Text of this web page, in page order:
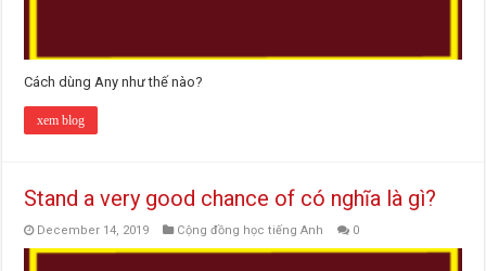
Cách dùng Any như thế nào?
xem blog
Stand a very good chance of có nghĩa là gì?
December 14, 2019 Cộng đồng học tiếng Anh 0